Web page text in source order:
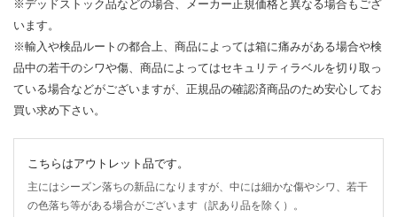
※デッドストック品などの場合、メーカー正規価格と異なる場合もござ
います。
※輸入や検品ルートの都合上、商品によっては箱に痛みがある場合や検
品中の若干のシワや傷、商品によってはセキュリティラベルを切り取っ
ている場合などがございますが、正規品の確認済商品のため安心してお
買い求め下さい。
こちらはアウトレット品です。
主にはシーズン落ちの新品になりますが、中には細かな傷やシワ、若干
の色落ち等がある場合がございます（訳あり品を除く）。